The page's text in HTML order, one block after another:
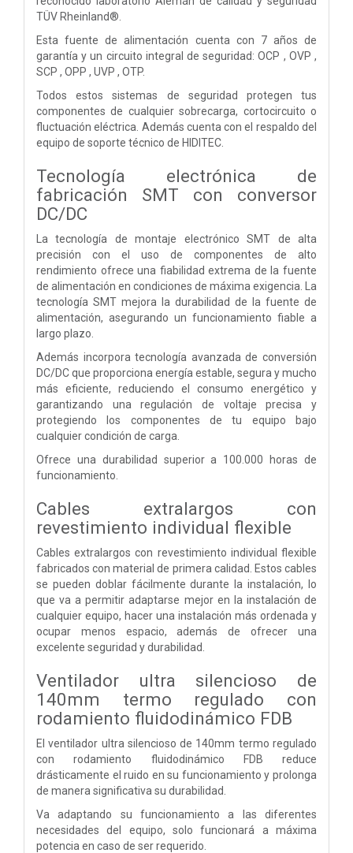
TÜV Rheinland®.
Esta fuente de alimentación cuenta con 7 años de
garantía y un circuito integral de seguridad: OCP , OVP ,
SCP , OPP , UVP , OTP.
Todos estos sistemas de seguridad protegen tus
componentes de cualquier sobrecarga, cortocircuito o
fluctuación eléctrica. Además cuenta con el respaldo del
equipo de soporte técnico de HIDITEC.
Tecnología electrónica de
fabricación SMT con conversor
DC/DC
La tecnología de montaje electrónico SMT de alta
precisión con el uso de componentes de alto
rendimiento ofrece una fiabilidad extrema de la fuente
de alimentación en condiciones de máxima exigencia. La
tecnología SMT mejora la durabilidad de la fuente de
alimentación, asegurando un funcionamiento fiable a
largo plazo.
Además incorpora tecnología avanzada de conversión
DC/DC que proporciona energía estable, segura y mucho
más eficiente, reduciendo el consumo energético y
garantizando una regulación de voltaje precisa y
protegiendo los componentes de tu equipo bajo
cualquier condición de carga.
Ofrece una durabilidad superior a 100.000 horas de
funcionamiento.
Cables extralargos con
revestimiento individual flexible
Cables extralargos con revestimiento individual flexible
fabricados con material de primera calidad. Estos cables
se pueden doblar fácilmente durante la instalación, lo
que va a permitir adaptarse mejor en la instalación de
cualquier equipo, hacer una instalación más ordenada y
ocupar menos espacio, además de ofrecer una
excelente seguridad y durabilidad.
Ventilador ultra silencioso de
140mm termo regulado con
rodamiento fluidodinámico FDB
El ventilador ultra silencioso de 140mm termo regulado
con rodamiento fluidodinámico FDB reduce
drásticamente el ruido en su funcionamiento y prolonga
de manera significativa su durabilidad.
Va adaptando su funcionamiento a las diferentes
necesidades del equipo, solo funcionará a máxima
potencia en caso de ser requerido.